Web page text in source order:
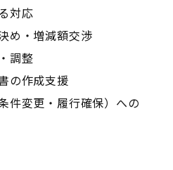
対応
め・増減額交渉
調整
の作成支援
件変更・履行確保）への